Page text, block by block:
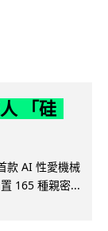
「硅
款 AI 性愛機械
165 種親密...